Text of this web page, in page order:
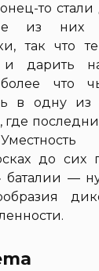
то
из них
так что
дарить
что
в одну из
где
до сих
баталии —